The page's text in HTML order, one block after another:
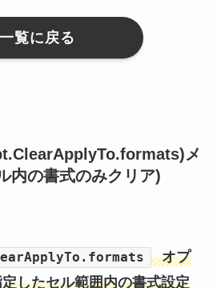
一覧に戻る
メ
内の書式のみクリア)
オプ
したセル範囲内の書式設定